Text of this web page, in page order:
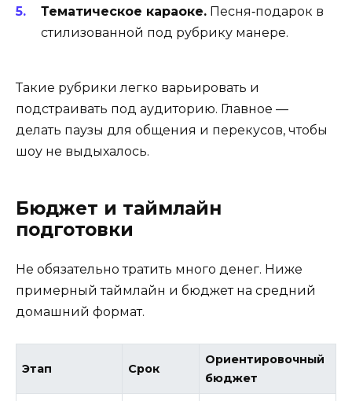
Тематическое караоке. Песня‑подарок в
стилизованной под рубрику манере.
Такие рубрики легко варьировать и
подстраивать под аудиторию. Главное —
делать паузы для общения и перекусов, чтобы
шоу не выдыхалось.
Бюджет и таймлайн
подготовки
Не обязательно тратить много денег. Ниже
примерный таймлайн и бюджет на средний
домашний формат.
Этап Срок
Ориентировочный
бюджет